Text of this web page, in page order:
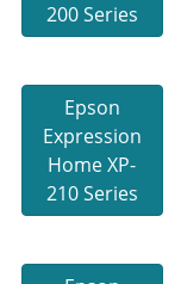
200 Series
Epson
Expression
Home XP-
210 Series